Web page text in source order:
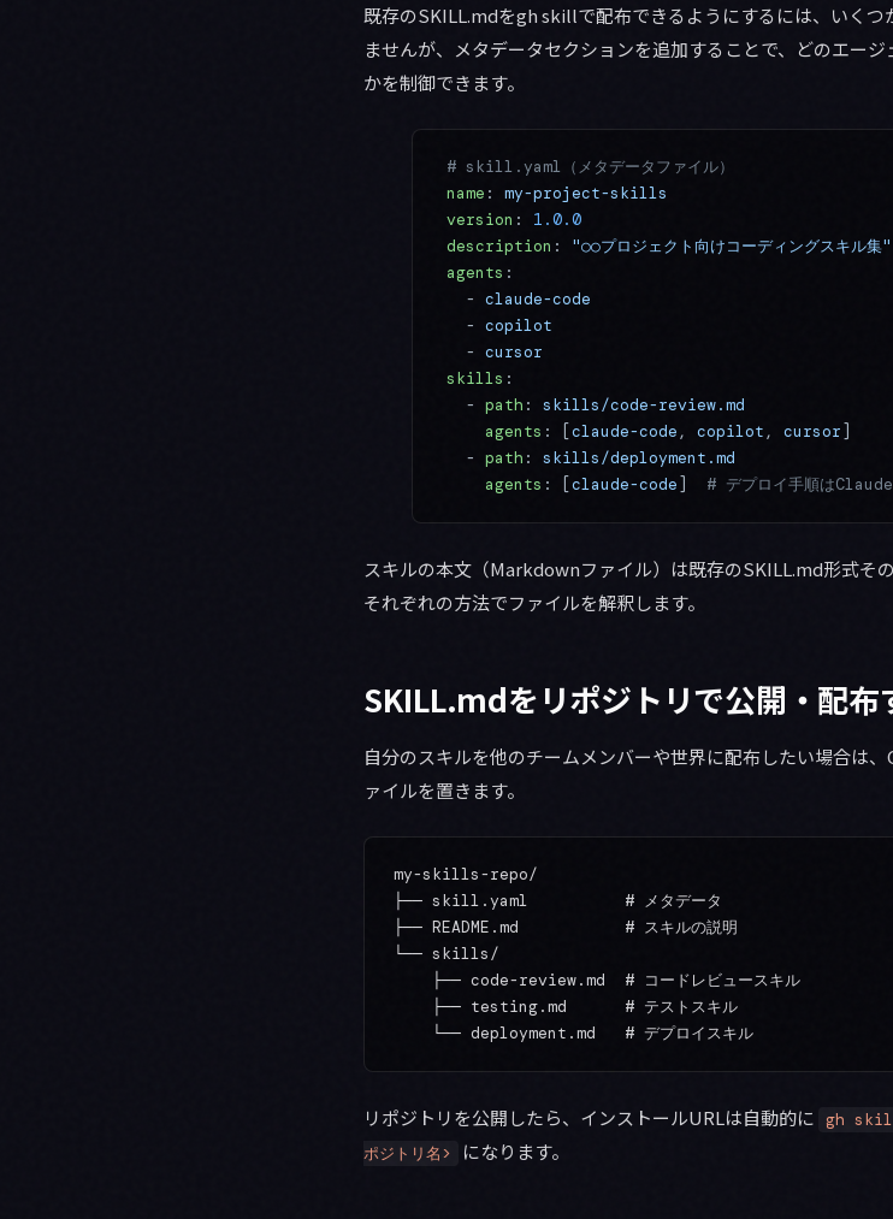
既存のSKILL.mdをgh skillで配布できるようにするには、いくつ
ませんが、メタデータセクションを追加することで、どのエー
かを制御できます。
# skill.yaml（メタデータファイル）
name : my-project-skills
version : 1.0.0
description : "○○プロジェクト向けコーディングスキル集"
agents :
  -
claude-code
  -
copilot
  -
cursor
skills :
  -
path : skills/code-review.md
    agents
: [claude-code , copilot , cursor ]
  -
path : skills/deployment.md
    agents
: [claude-code ] # デプロイ手順は
スキルの本文（Markdownファイル）は既存のSKILL.md形式そ
それぞれの方法でファイルを解釈します。
SKILL.mdをリポジトリで公開・配布
自分のスキルを他のチームメンバーや世界に配布したい場合は
ァイルを置きます。
my-skills-repo/
├── skill.yaml          # メタデータ
├── README.md           # スキルの説明
└── skills/
    ├── code-review.md  # コードレビュースキル
    ├── testing.md      # テストスキル
リポジトリを公開したら、インストールURLは自動的に gh skill
ポジトリ名>
になります。